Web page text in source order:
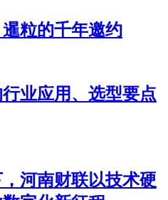
粒的千年邀约
业应用、选型要点
河南财联以技术硬